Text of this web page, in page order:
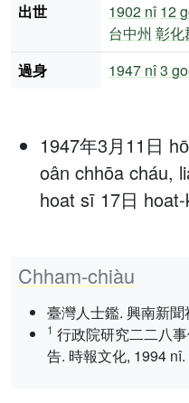
1947年3月11日
oân chhōa cháu,
hoat sī 17日
Chham-chiàu
臺灣人士鑑. 興南新
1 行政院研究二二八
告. 時報文化, 1994 nî.
出世 1902 nî 12
台中州 彰化
過身
1947 nî3